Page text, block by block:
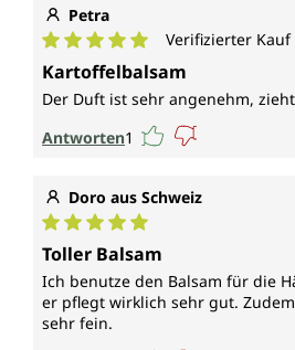
Petra
Durchschnittliche Bewertung
Verifizierter Kauf
Kartoffelbalsam
Der Duft ist sehr angenehm,
Antworten1
Doro aus Schweiz
Durchschnittliche Bewertung
Toller Balsam
Ich benutze den Balsam für die
er pflegt wirklich sehr gut.
sehr fein.